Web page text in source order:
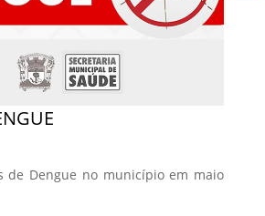
de Dengue no município em maio